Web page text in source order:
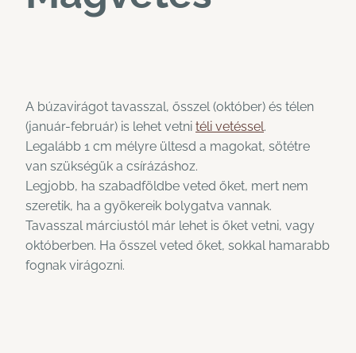
A búzavirágot tavasszal, ősszel (október) és télen
(január-február) is lehet vetni téli vetéssel.
Legalább 1 cm mélyre ültesd a magokat, sötétre
van szükségük a csírázáshoz.
Legjobb, ha szabadföldbe veted őket, mert nem
szeretik, ha a gyökereik bolygatva vannak.
Tavasszal márciustól már lehet is őket vetni, vagy
októberben. Ha ősszel veted őket, sokkal hamarabb
fognak virágozni.